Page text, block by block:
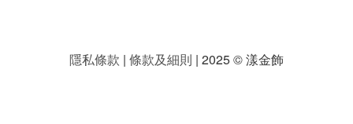
隱私條款 | 條款及細則 | 2025 © 漾金飾